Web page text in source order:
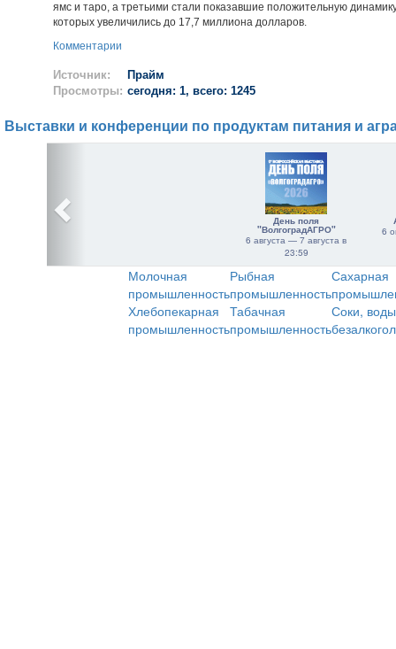
ямс и таро, а третьими стали показавшие положительную
которых увеличились до 17,7 миллиона долларов.
Комментарии
Источник:
Прайм
Просмотры: сегодня: 1, всего: 1245
Выставки и конференции по продуктам питания и
День поля
"ВолгоградАГРО"
6 августа — 7 августа в
23:59
6
Молочная
промышленность
Рыбная
промышленность
Сахарная
Хлебопекарная
промышленность
Табачная
промышленность
Соки,